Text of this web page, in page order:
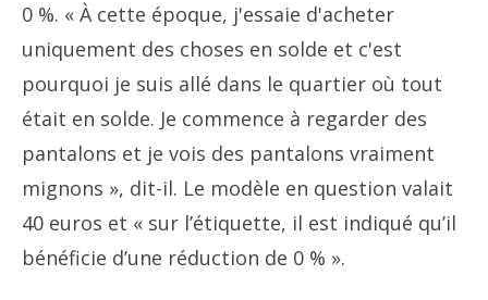
0 %. « À cette époque, j'essaie d'acheter
uniquement des choses en solde et c'est
pourquoi je suis allé dans le quartier où tout
était en solde. Je commence à regarder des
pantalons et je vois des pantalons vraiment
mignons », dit-il. Le modèle en question valait
40 euros et « sur l’étiquette, il est indiqué qu’il
bénéficie d’une réduction de 0 % ».